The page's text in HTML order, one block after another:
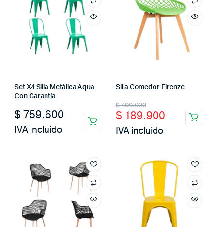
Set X4 Silla Metálica Aqua
Con Garantía
$ 759.600
IVA incluido
Silla Comedor Firenze
$400.000
Original
price
was:
$ 189.900
Current
price
is:
IVA incluido